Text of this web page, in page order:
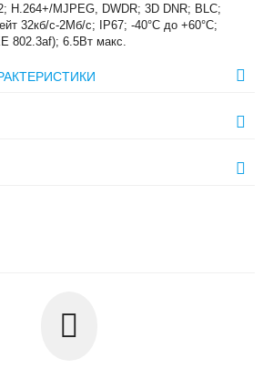
H.264+/MJPEG, DWDR; 3D DNR; BLC;
32кб/с-2Мб/с; IP67; -40°C до +60°C;
802.3af); 6.5Вт макс.